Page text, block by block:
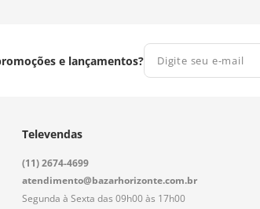
e lançamentos?
Televendas
(11) 2674-4699
atendimento@bazarhorizonte.com.br
Segunda à Sexta das 09h00 às 17h00